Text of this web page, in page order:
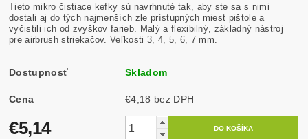
Tieto mikro čistiace kefky sú navrhnuté tak, aby ste sa s nimi
dostali aj do tých najmenších zle prístupných miest pištole a
vyčistili ich od zvyškov farieb. Malý a flexibilný, základný nástroj
pre airbrush striekačov. Veľkosti 3, 4, 5, 6, 7 mm.
Dostupnosť Skladom
Cena €4,18 bez DPH
€5,14